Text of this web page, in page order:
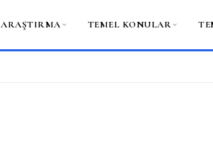
ARAŞTIRMA TEMEL KONULAR